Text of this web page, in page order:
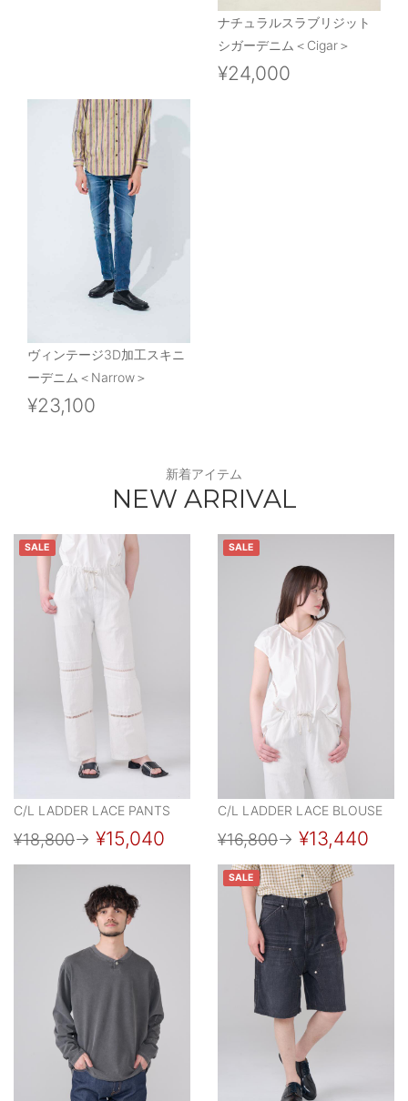
ナチュラルスラブリジット
シガーデニム＜Cigar＞
¥24,000
ヴィンテージ3D加工スキニ
ーデニム＜Narrow＞
¥23,100
新着アイテム
NEW ARRIVAL
SALE
C/L LADDER LACE PANTS
¥18,800→ ¥15,040
SALE
C/L LADDER LACE BLOUSE
¥16,800→ ¥13,440
SALE